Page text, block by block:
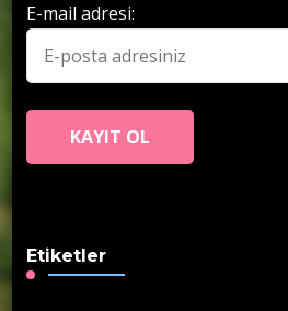
E-mail adresi:
Etiketler